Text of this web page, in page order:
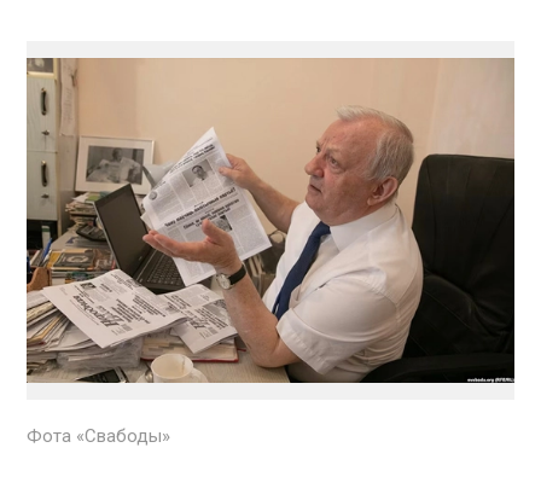
Фота «Свабоды»